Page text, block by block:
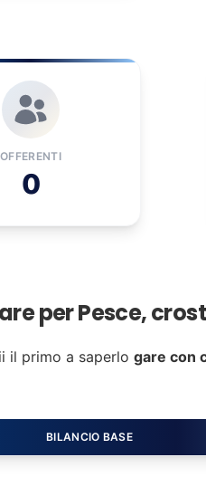
OFFERENTI
0
per Pesce,
il primo a saperlo gare con
BILANCIO BASE